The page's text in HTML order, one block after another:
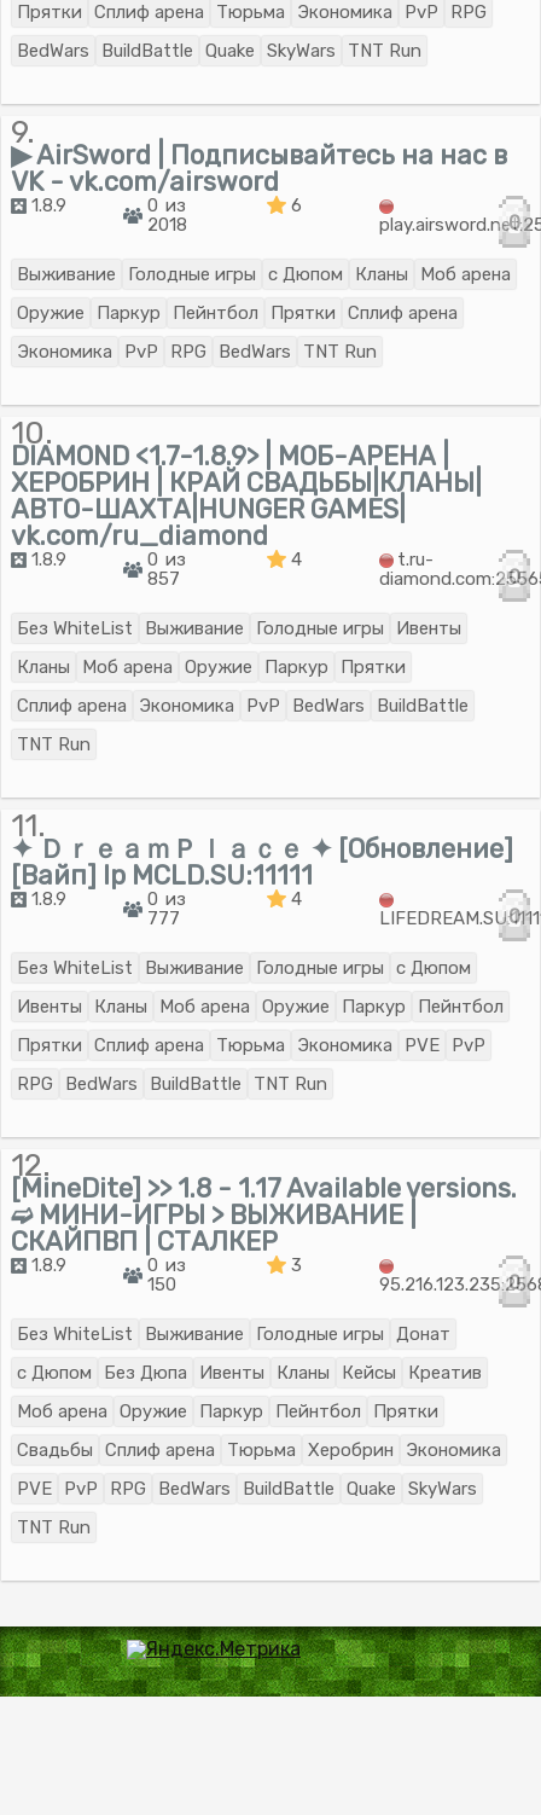
Прятки
Сплиф арена Тюрьма Экономика PvP
RPG
BedWars
BuildBattle Quake SkyWars TNT Run
9.
▶ AirSword | Подписывайтесь на нас в
VK - vk.com/airsword
1.8.9
0 из
2018
6
0
Выживание Голодные игры с Дюпом Кланы
Моб арена
Оружие
Паркур Пейнтбол Прятки
Сплиф арена
Экономика
PvP RPG BedWars TNT Run
10.
DIAMOND <1.7-1.8.9> | МОБ-АРЕНА |
ХЕРОБРИН | КРАЙ СВАДЬБЫ|КЛАНЫ|
АВТО-ШАХТА|HUNGER GAMES|
vk.com/ru_diamond
1.8.9
0 из
857
4
t.ru-
0
Без WhiteList Выживание Голодные игры
Ивенты
Кланы
Моб арена Оружие Паркур
Прятки
Сплиф арена
Экономика PvP BedWars
BuildBattle
TNT Run
11.
✦ ＤｒｅａｍＰｌａｃｅ ✦ [Обновление]
[Вайп] Ip MCLD.SU:11111
1.8.9
0 из
777
4
0
Без WhiteList Выживание Голодные игры
с Дюпом
Ивенты
Кланы Моб арена Оружие Паркур
Пейнтбол
Прятки
Сплиф арена Тюрьма Экономика PVE
PvP
RPG
BedWars BuildBattle TNT Run
12.
[MineDite] >> 1.8 - 1.17 Available versions.
➫ МИНИ-ИГРЫ > ВЫЖИВАНИЕ |
СКАЙПВП | СТАЛКЕР
1.8.9
0 из
150
3
0
Без WhiteList Выживание Голодные игры
Донат
с Дюпом
Без Дюпа Ивенты Кланы Кейсы
Креатив
Моб арена
Оружие Паркур Пейнтбол
Прятки
Свадьбы
Сплиф арена Тюрьма Херобрин
Экономика
PVE
PvP RPG BedWars BuildBattle Quake
SkyWars
TNT Run